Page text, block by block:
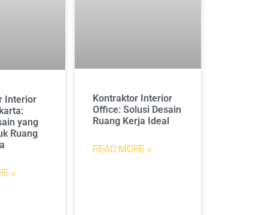
Interior
yang
Ruang
»
Kontraktor Interior
Office: Solusi Desain
Ruang Kerja Ideal
READ MORE »